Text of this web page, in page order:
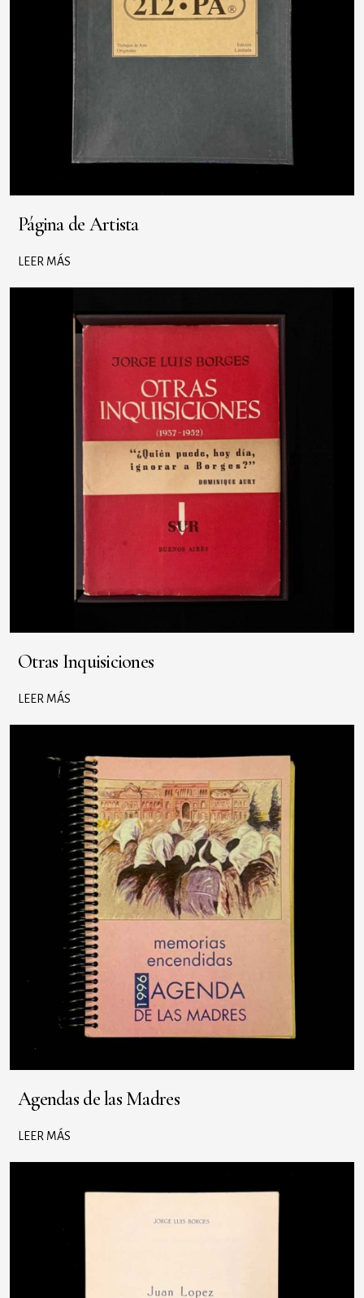
Página de Artista
LEER MÁS
Otras Inquisiciones
LEER MÁS
Agendas de las Madres
LEER MÁS